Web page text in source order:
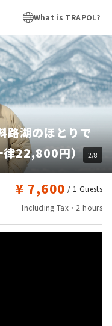
What is TRAPOL?
路湖のほとりで
律22,800円） 2/8
¥ 7,600 / 1 Guests
Including Tax・2 hours